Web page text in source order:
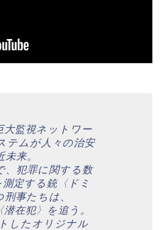
大監視ネットワー
テムが人々の治安
来。
、犯罪に関する数
定する銃〈ドミ
事たちは、
在犯〉を追う。
したオリジナル